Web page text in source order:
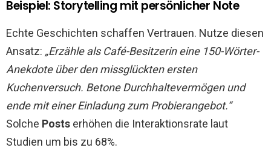
Beispiel: Storytelling mit persönlicher Note
Echte Geschichten schaffen Vertrauen. Nutze diesen
Ansatz: „Erzähle als Café-Besitzerin eine 150-Wörter-
Anekdote über den missglückten ersten
Kuchenversuch. Betone Durchhaltevermögen und
ende mit einer Einladung zum Probierangebot.“
Solche Posts erhöhen die Interaktionsrate laut
Studien um bis zu 68%.